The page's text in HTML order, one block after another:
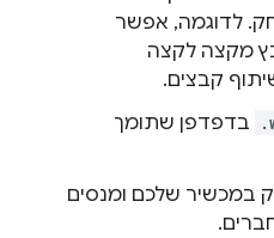
לדוגמה, אפשר
מקצה לקצה
קבצים.
בדפדפן שתומך
שלכם ומנסים